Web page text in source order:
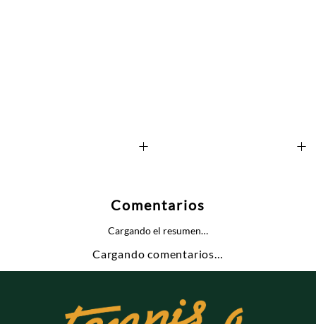
+ +
Comentarios
Cargando el resumen…
Cargando comentarios…